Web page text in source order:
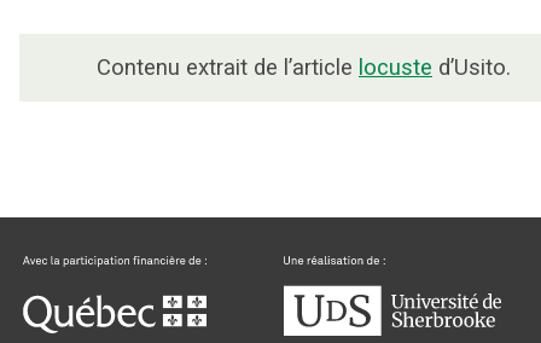
Contenu extrait de l’article locuste d’Usito.